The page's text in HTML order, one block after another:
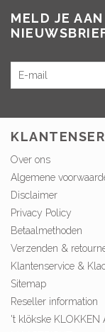
MELD JE
Over ons
Algemene
Disclaimer
Privacy Policy
Betaalmethoden
Verzenden &
Klantenservice &
Sitemap
Reseller information
't klökske KLOKKEN